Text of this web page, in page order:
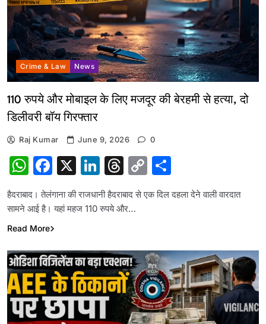
Crime & Law News
110 रुपये और मोबाइल के लिए मजदूर की बेरहमी से हत्या, दो
डिलीवरी बॉय गिरफ्तार
Raj Kumar June 9, 2026 0
WhatsApp
Facebook
X LinkedIn
Threads
Copy
Link
हैदराबाद। तेलंगाना की राजधानी हैदराबाद से एक दिल दहला देने वाली वारदात
सामने आई है। यहां महज 110 रुपये और…
Read More